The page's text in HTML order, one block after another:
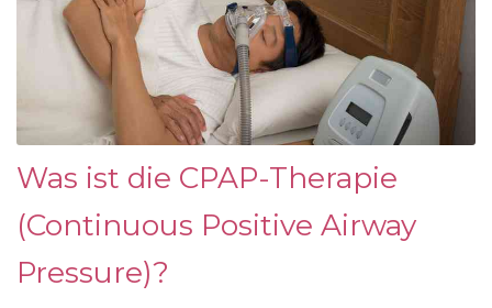
Was ist die CPAP-Therapie
(Continuous Positive Airway
Pressure)?